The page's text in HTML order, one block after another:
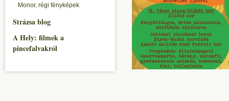
Monor, régi fényképek
Strázsa blog
A Hely: filmek a
pincefalvakról